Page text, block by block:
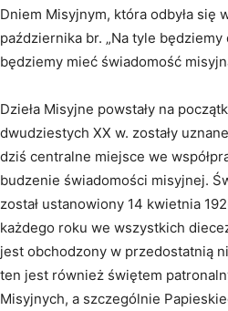
Dniem Misyjnym, która odbyła się
października br. „Na tyle będziemy
będziemy mieć świadomość
Dzieła Misyjne powstały na
dwudziestych XX w. zostały
dziś centralne miejsce we
budzenie świadomości misyjnej.
został ustanowiony 14 kwietnia
każdego roku we wszystkich
jest obchodzony w przedostatnią
ten jest również świętem
Misyjnych, a szczególnie